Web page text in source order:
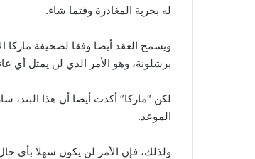
له بحرية المغادرة وقتما شاء.
ويسمح العقد أيضا وفقا لصحيفة ماركا
برشلونة، وهو الأمر الذي لن يمثل أي
الموعد.
ولذلك، فإن الأمر لن يكون سهلا بأي